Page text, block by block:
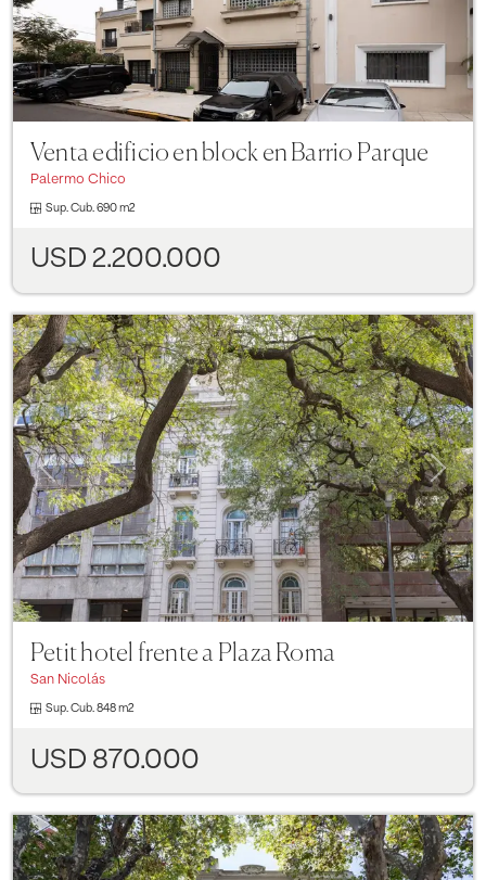
Venta edificio en block en Barrio Parque
Palermo Chico
Sup. Cub. 690 m2
USD 2.200.000
Previous Next
Petit hotel frente a Plaza Roma
San Nicolás
Sup. Cub. 848 m2
USD 870.000